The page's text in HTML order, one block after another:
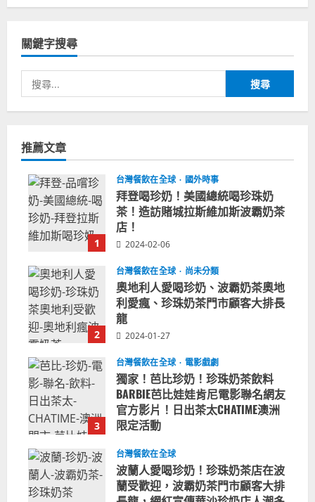
關鍵字搜尋
尋
關
字:
推薦文章
1
台灣餐飲在全球 國外時事
拜登喝珍奶！美國總統喝珍珠奶
茶！造訪賭城拉斯維加斯波霸奶茶
店！
2024-02-06
2
台灣餐飲在全球 尚未分類
奧地利人愛喝珍奶、波霸奶茶奧地
利愛瘋、珍珠奶茶門市顧客大排長
龍
2024-01-27
3
台灣餐飲在全球 電影戲劇
獨家！芭比珍奶！珍珠奶茶飲料
BARBIE芭比娃娃肯尼電影聯名網友
官方影片！日出茶太CHATIME澳洲
限定活動
台灣餐飲在全球
波蘭人愛喝珍奶！珍珠奶茶店在波
蘭受歡迎，波霸奶茶門市顧客大排